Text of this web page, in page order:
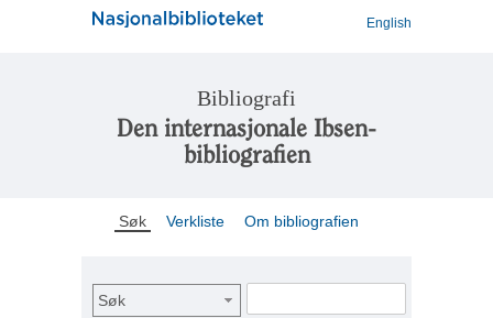
English
Bibliografi
Den internasjonale Ibsen-
bibliografien
Søk Verkliste Om bibliografien
Søk